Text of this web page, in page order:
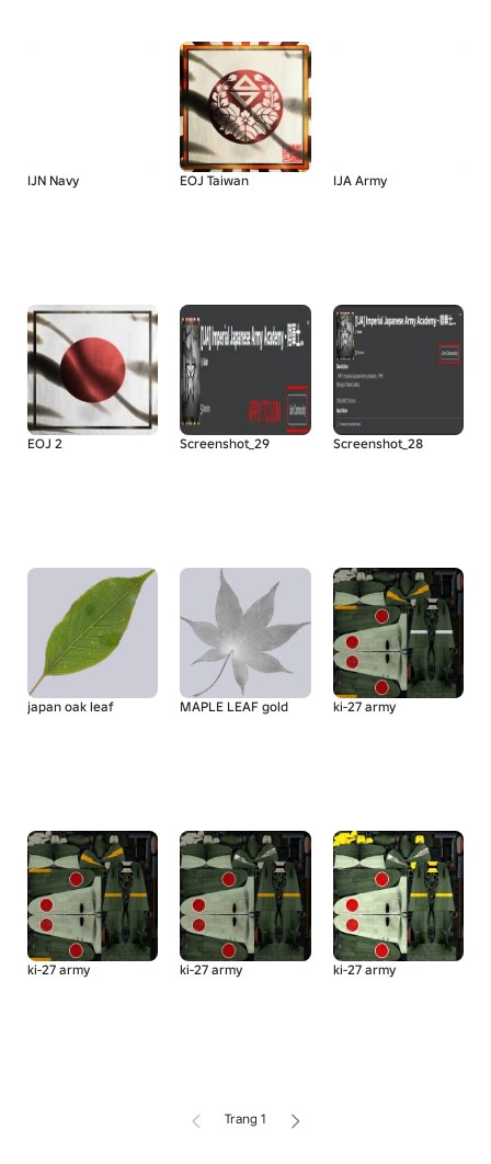
IJN Navy EOJ Taiwan IJA Army
EOJ 2 Screenshot_29 Screenshot_28
japan oak leaf MAPLE LEAF gold ki-27 army
ki-27 army ki-27 army ki-27 army
Trang 1